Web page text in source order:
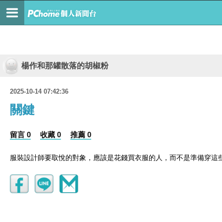
楊作和那罐散落的胡椒粉
2025-10-14 07:42:36
關鍵
留言 0 收藏 0 推薦 0
服裝設計師要取悅的對象，應該是花錢買衣服的人，而不是準備穿這